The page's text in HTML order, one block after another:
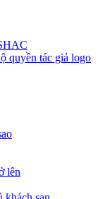
quyền tác giả logo
lên